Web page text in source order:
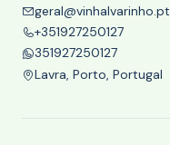
geral@vinhalvarinho.pt
+351927250127
351927250127
Lavra, Porto, Portugal